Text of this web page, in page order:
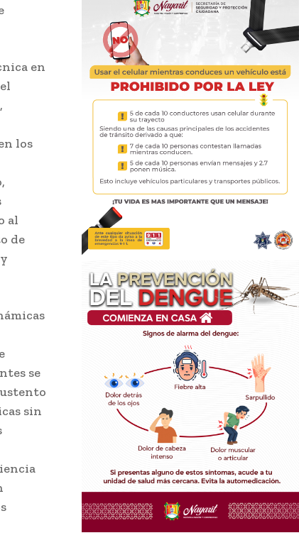
en
los
al
de
se
sin